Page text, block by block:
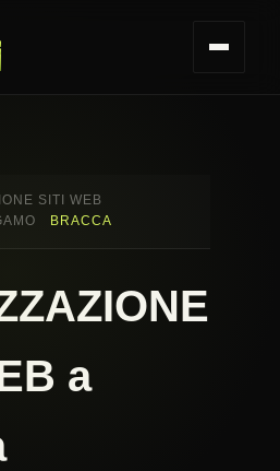
SITI WEB
BRACCA
a